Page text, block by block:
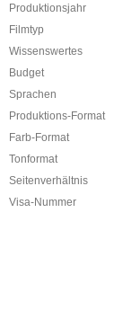
Produktionsjahr
Filmtyp
Wissenswertes
Budget
Sprachen
Produktions-Format
Farb-Format
Tonformat
Seitenverhältnis
Visa-Nummer